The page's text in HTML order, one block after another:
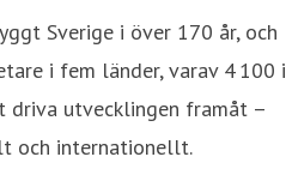
Sverige i över 170 år, och
i fem länder, varav 4 100 i
utvecklingen framåt –
och internationellt.